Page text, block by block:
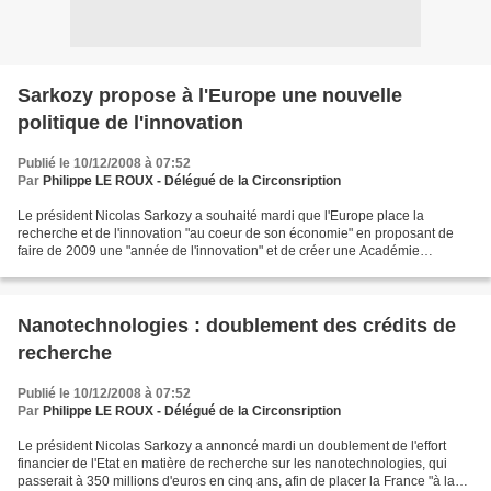
Sarkozy propose à l'Europe une nouvelle
politique de l'innovation
Publié le 10/12/2008 à 07:52
Par Philippe LE ROUX - Délégué de la Circonsription
Le président Nicolas Sarkozy a souhaité mardi que l'Europe place la
recherche et de l'innovation "au coeur de son économie" en proposant de
faire de 2009 une "année de l'innovation" et de créer une Académie
Nanotechnologies : doublement des crédits de
recherche
Publié le 10/12/2008 à 07:52
Par Philippe LE ROUX - Délégué de la Circonsription
Le président Nicolas Sarkozy a annoncé mardi un doublement de l'effort
financier de l'Etat en matière de recherche sur les nanotechnologies, qui
passerait à 350 millions d'euros en cinq ans, afin de placer la France "à la